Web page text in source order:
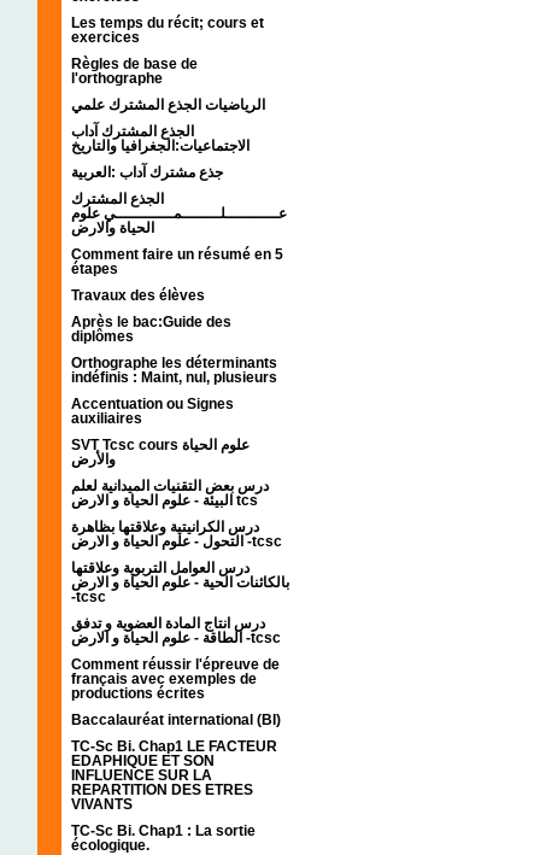
Les temps du récit; cours et
exercices
Règles de base de
l'orthographe
الرياضيات الجذع المشترك علمي
الجذع المشترك آداب
الاجتماعيات:الجغرافيا والتاريخ
جذع مشترك آداب :العربية
الجذع المشترك
عـــــــــــلــــــــمــــــــــــي علوم
الحياة والارض
Comment faire un résumé en 5
étapes
Travaux des élèves
Après le bac:Guide des
diplômes
Orthographe les déterminants
indéfinis : Maint, nul, plusieurs
Accentuation ou Signes
auxiliaires
SVT Tcsc cours علوم الحياة
والأرض
درس بعض التقنيات الميدانية لعلم
البيئة - علوم الحياة و الارض tcs
درس الكرانيتية وعلاقتها بظاهرة
التحول - علوم الحياة و الارض -tcsc
درس العوامل التربوية وعلاقتها
بالكائنات الحية - علوم الحياة و الارض
-tcsc
درس انتاج المادة العضوية و تدفق
الطاقة - علوم الحياة و الارض -tcsc
Comment réussir l'épreuve de
français avec exemples de
productions écrites
Baccalauréat international (BI)
TC-Sc Bi. Chap1 LE FACTEUR
EDAPHIQUE ET SON
INFLUENCE SUR LA
REPARTITION DES ETRES
VIVANTS
TC-Sc Bi. Chap1 : La sortie
écologique.